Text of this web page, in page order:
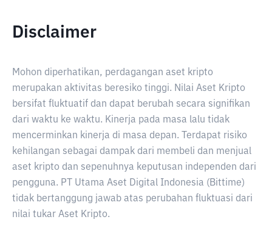
Disclaimer
Mohon diperhatikan, perdagangan aset kripto
merupakan aktivitas beresiko tinggi. Nilai Aset Kripto
bersifat fluktuatif dan dapat berubah secara signifikan
dari waktu ke waktu. Kinerja pada masa lalu tidak
mencerminkan kinerja di masa depan. Terdapat risiko
kehilangan sebagai dampak dari membeli dan menjual
aset kripto dan sepenuhnya keputusan independen dari
pengguna. PT Utama Aset Digital Indonesia (Bittime)
tidak bertanggung jawab atas perubahan fluktuasi dari
nilai tukar Aset Kripto.